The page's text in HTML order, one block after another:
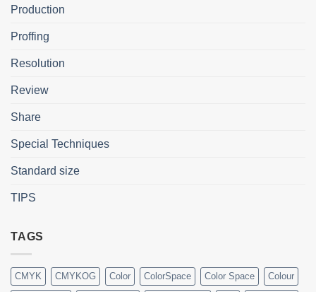
Production
Proffing
Resolution
Review
Share
Special Techniques
Standard size
TIPS
TAGS
CMYK CMYKOG Color ColorSpace Color Space Colour